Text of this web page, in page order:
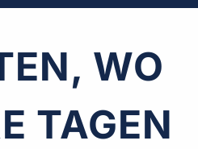
WO
TAGEN